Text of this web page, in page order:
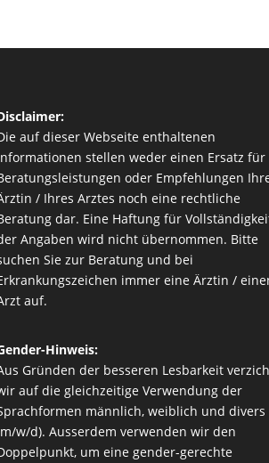
auf dieser Webseite enthaltenen
stellen weder einen Ersatz für
oder Empfehlungen
/ Ihres Arztes noch eine rechtliche
dar. Eine Haftung für
Angaben wird nicht übernommen. Bitte
Sie zur Beratung und bei
immer eine Ärztin /
auf.
Hinweis:
Gründen der besseren Lesbarkeit
auf die gleichzeitige Verwendung der
männlich, weiblich und divers
w/d). Ausserdem verwenden wir den
um eine gender-gerechte